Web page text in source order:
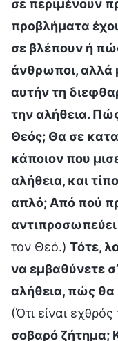
σε περιμένουν
προβλήματα
σε βλέπουν ή
άνθρωποι, αλλά
αυτήν τη
την αλήθεια.
Θεός; Θα σε
κάποιον που
αλήθεια, και
απλό; Από πού
τον Θεό.) Τότε,
να εμβαθύνετε
αλήθεια, πώς θα
(Ότι είναι
σοβαρό ζήτημα;